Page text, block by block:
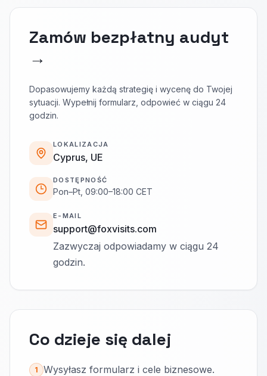
Zamów bezpłatny audyt
→
Dopasowujemy każdą strategię i wycenę do Twojej
sytuacji. Wypełnij formularz, odpowieć w ciągu 24
godzin.
LOKALIZACJA
Cyprus, UE
DOSTĘPNOŚĆ
Pon–Pt, 09:00–18:00 CET
E-MAIL
support@foxvisits.com
Zazwyczaj odpowiadamy w ciągu 24
godzin.
Co dzieje się dalej
1 Wysyłasz formularz i cele biznesowe.